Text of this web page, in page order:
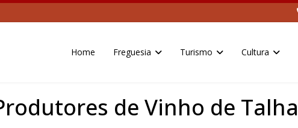
Home Freguesia Turismo Cultura
de Vinho de Talha